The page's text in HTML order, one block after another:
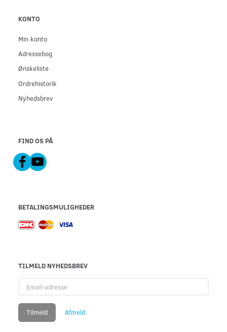
KONTO
Min konto
Adressebog
Ønskeliste
Ordrehistorik
Nyhedsbrev
FIND OS PÅ
BETALINGSMULIGHEDER
TILMELD NYHEDSBREV
adresse
Tilmeld Afmeld